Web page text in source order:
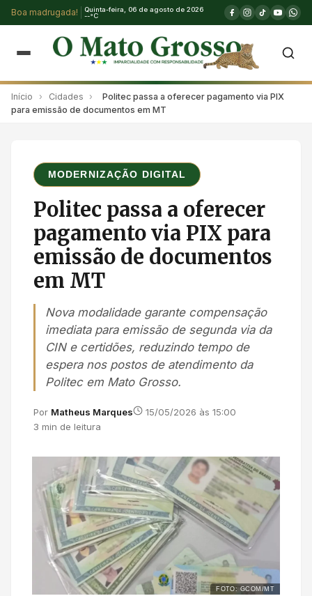
Boa madrugada!
Quinta-feira, 06 de agosto de 2026
--°C
Início › Cidades ›
Politec passa a oferecer pagamento via PIX
para emissão de documentos em MT
MODERNIZAÇÃO DIGITAL
Politec passa a oferecer
pagamento via PIX para
emissão de documentos
em MT
Nova modalidade garante compensação
imediata para emissão de segunda via da
CIN e certidões, reduzindo tempo de
espera nos postos de atendimento da
Politec em Mato Grosso.
Por Matheus Marques
15/05/2026 às 15:00
3 min de leitura
FOTO: GCOM/MT